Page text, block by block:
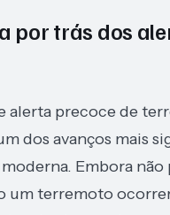
por trás dos
alerta precoce de
dos avanços mais
Embora não
um terremoto